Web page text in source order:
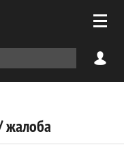
жалоба